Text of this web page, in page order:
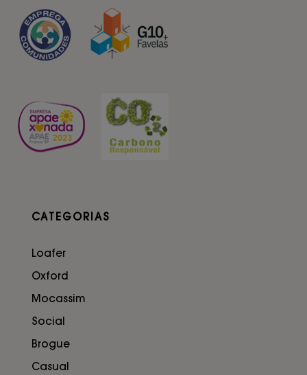
CATEGORIAS
Loafer
Oxford
Mocassim
Social
Brogue
Casual